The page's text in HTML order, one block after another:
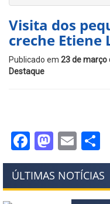
Visita dos
creche Etiene
Publicado em 23 de março
Destaque
Facebook
ÚLTIMAS NOTÍCIAS